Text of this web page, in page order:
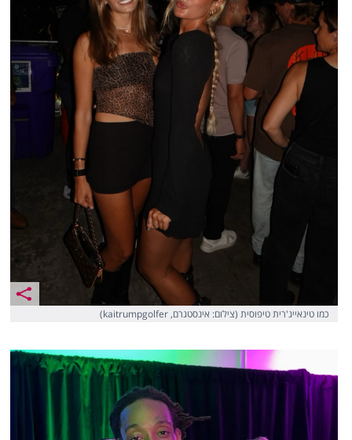
כמו טינאייג'רית טיפוסית (צילום: אינסטגרם, kaitrumpgolfer)